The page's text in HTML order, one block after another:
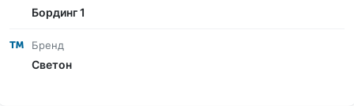
Бординг 1
Бренд
Светон